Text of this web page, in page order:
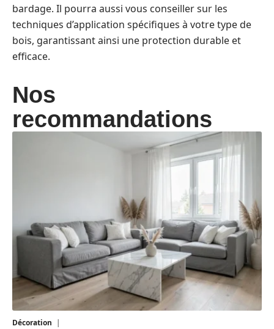
bardage. Il pourra aussi vous conseiller sur les
techniques d’application spécifiques à votre type de
bois, garantissant ainsi une protection durable et
efficace.
Nos
recommandations
Décoration